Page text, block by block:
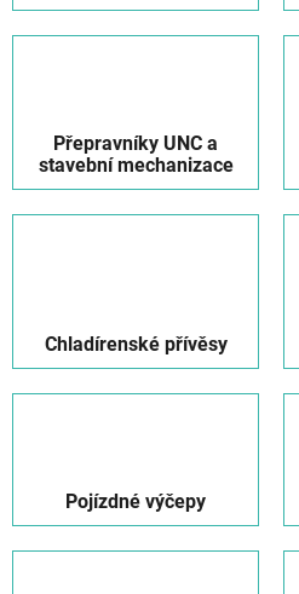
Přepravníky UNC a
stavební mechanizace
Chladírenské přívěsy
Pojízdné výčepy